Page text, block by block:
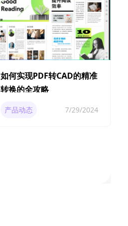
如何实现PDF转CAD的精准
转换的全攻略
产品动态 7/29/2024